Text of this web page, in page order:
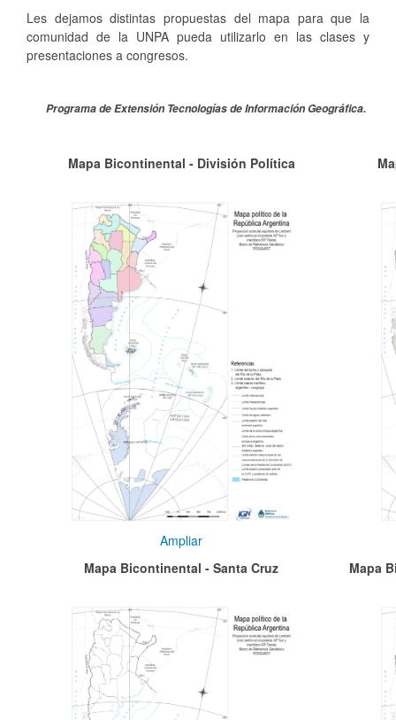
Les dejamos distintas propuestas del mapa para que la
comunidad de la UNPA pueda utilizarlo en las clases y
presentaciones a congresos.
Programa de Extensión Tecnologías de Información Geográfica.
Mapa Bicontinental - División Política
Ampliar
Mapa Bicontinental - Santa Cruz Mapa